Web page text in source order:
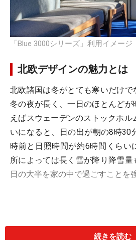
「Blue 3000シリーズ」利用イメージ
北欧デザインの魅力とは
北欧諸国は冬がとても寒いだけ
冬の夜が長く、一日のほとんどが
えばスウェーデンのストックホル
いになると、日の出が朝の8時30
時前と日照時間が約6時間くらい
所によっては長く雪が降り降雪
日の大半を家の中で過ごすことを
続きを読む